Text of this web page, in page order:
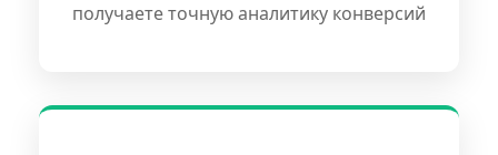
получаете точную аналитику конверсий